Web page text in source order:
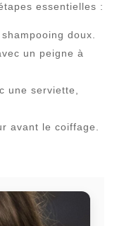
essentielles :
doux.
un peigne à
une serviette,
avant le coiffage.